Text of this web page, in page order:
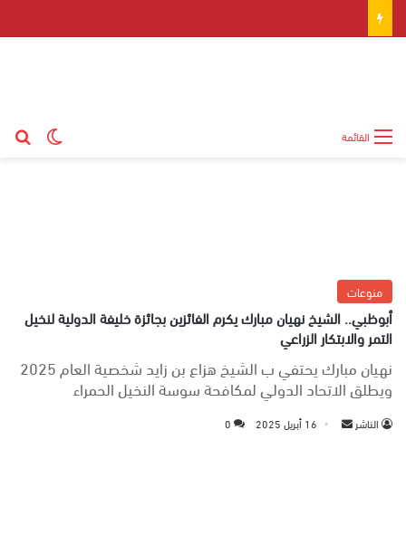
القائمة
منوعات
أبوظبي.. الشيخ نهيان مبارك يكرم الفائزين بجائزة خليفة الدولية لنخيل
التمر والابتكار الزراعي
نهيان مبارك يحتفي ب الشيخ هزاع بن زايد شخصية العام 2025
ويطلق الاتحاد الدولي لمكافحة سوسة النخيل الحمراء
الناشر 16 أبريل 2025 0